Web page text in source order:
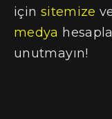
için sitemize
medya
unutmayın!